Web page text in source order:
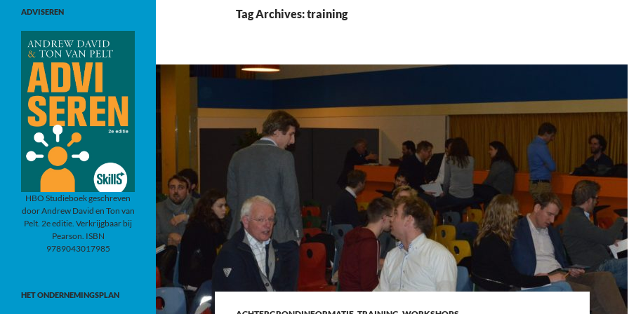
Tag Archives: training
ADVISEREN
HBO Studieboek geschreven
door Andrew David en Ton van
Pelt. 2e editie. Verkrijgbaar bij
Pearson. ISBN
9789043017985
HET ONDERNEMINGSPLAN